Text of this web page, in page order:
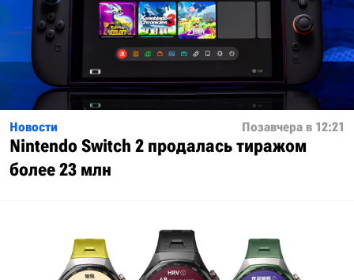
Новости Позавчера в 12:21
Nintendo Switch 2 продалась тиражом
более 23 млн